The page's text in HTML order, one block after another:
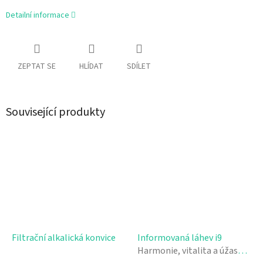
Detailní informace
ZEPTAT SE HLÍDAT SDÍLET
Související produkty
Filtrační alkalická konvice
Informovaná láhev i9
Harmonie, vitalita a úžasná